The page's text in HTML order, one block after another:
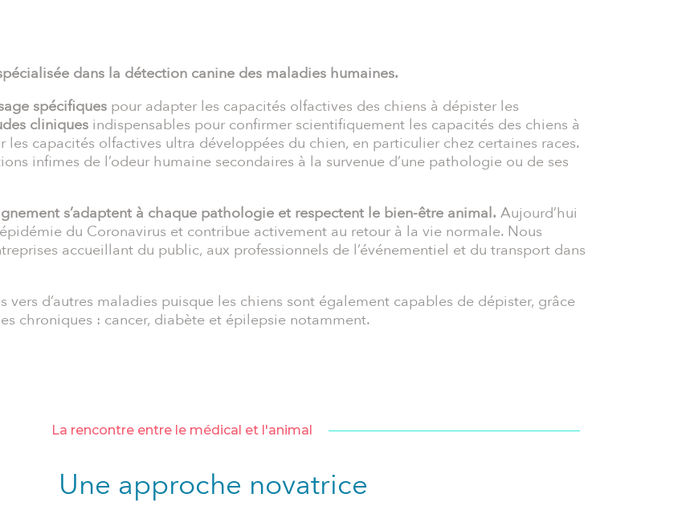
dans la détection canine des maladies humaines.
spécifiques pour adapter les capacités olfactives des chiens à dépister les
cliniques indispensables pour confirmer scientifiquement les capacités des chiens à
les capacités olfactives ultra développées du chien, en particulier chez certaines races.
infimes de l’odeur humaine secondaires à la survenue d’une pathologie ou de ses
s’adaptent à chaque pathologie et respectent le bien-être animal. Aujourd’hui
du Coronavirus et contribue activement au retour à la vie normale. Nous
accueillant du public, aux professionnels de l’événementiel et du transport dans
vers d’autres maladies puisque les chiens sont également capables de dépister, grâce
chroniques : cancer, diabète et épilepsie notamment.
La rencontre entre le médical et l'animal
Une approche novatrice